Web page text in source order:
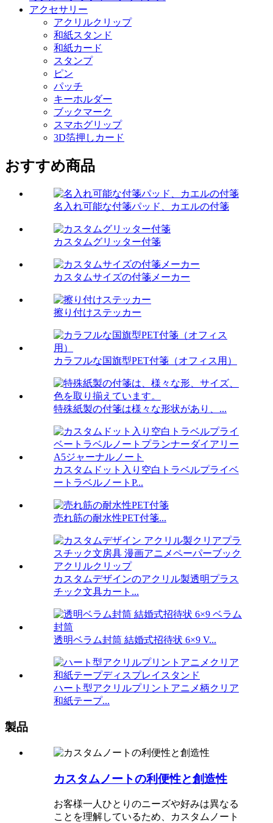
アクセサリー
アクリルクリップ
和紙スタンド
和紙カード
スタンプ
ピン
パッチ
キーホルダー
ブックマーク
スマホグリップ
3D箔押しカード
おすすめ商品
名入れ可能な付箋パッド、カエルの付箋
カスタムグリッター付箋
カスタムサイズの付箋メーカー
擦り付けステッカー
カラフルな国旗型PET付箋（オフィス用）
特殊紙製の付箋は様々な形状があり、...
カスタムドット入り空白トラベルプライベ
ートラベルノートP...
売れ筋の耐水性PET付箋...
カスタムデザインのアクリル製透明プラス
チック文具カート...
透明ベラム封筒 結婚式招待状 6×9 V...
ハート型アクリルプリントアニメ柄クリア
和紙テープ...
製品
カスタムノートの利便性と創造性
お客様一人ひとりのニーズや好みは異なる
ことを理解しているため、カスタムノート